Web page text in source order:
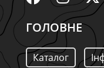
ГОЛОВНЕ
Каталог